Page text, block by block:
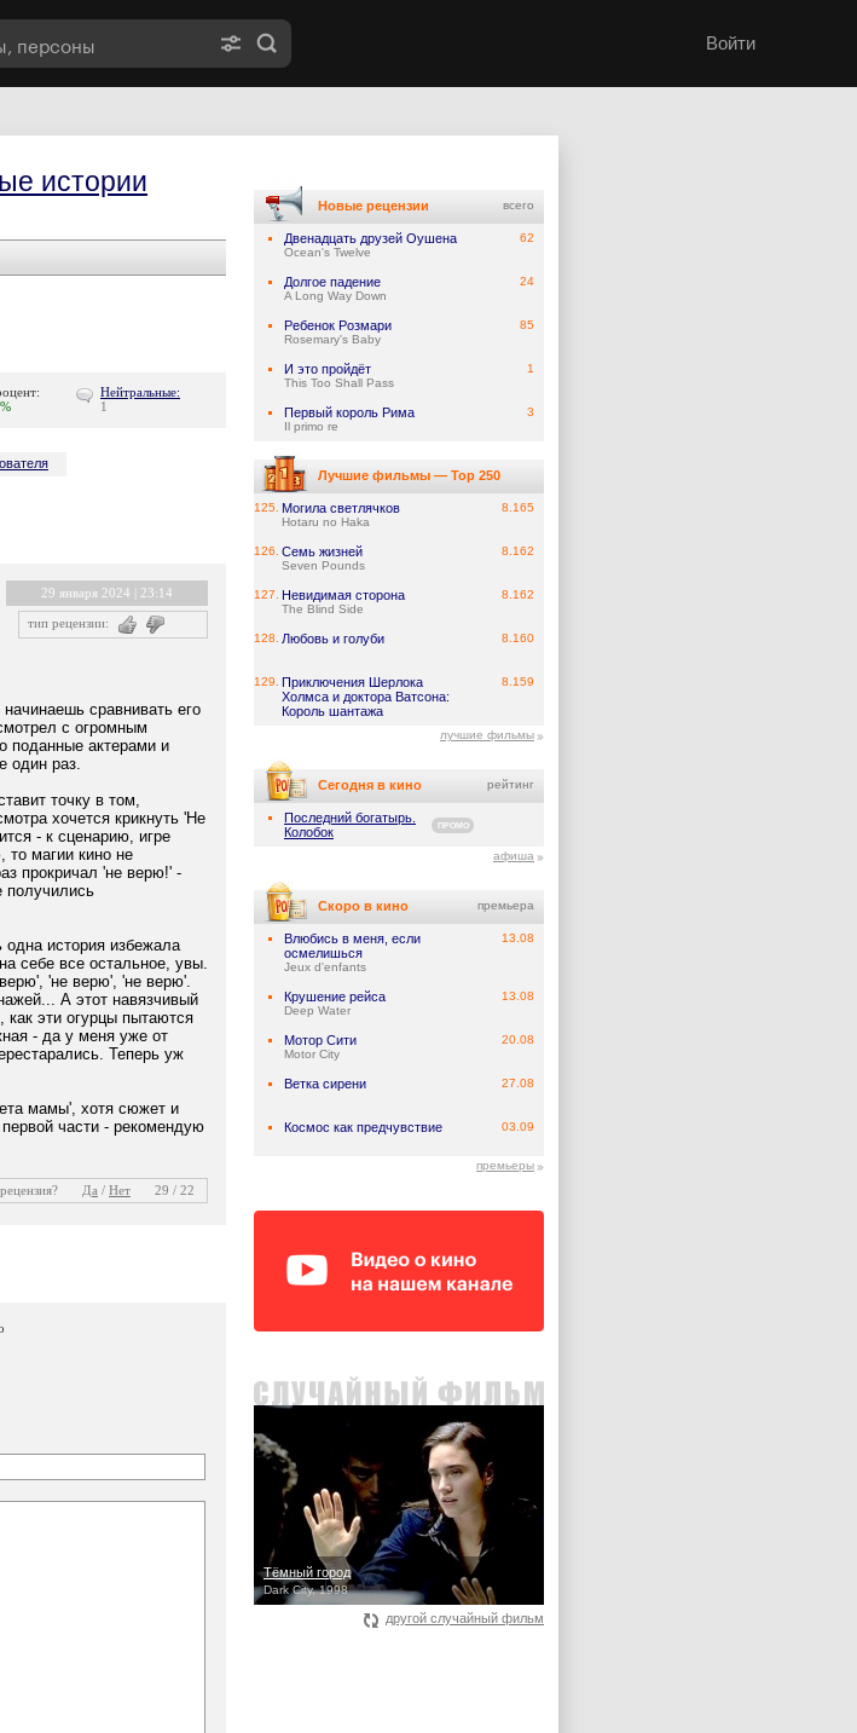
Войти
истории
Нейтральные:
1
сравнивать его
с огромным
поданные актерами и
один раз.
точку в том,
хочется крикнуть 'Не
- к сценарию, игре
то магии кино не
прокричал 'не верю!' -
получились
история избежала
себе все остальное, увы.
'не верю', 'не верю'.
А этот навязчивый
как эти огурцы пытаются
- да у меня уже от
Теперь уж
мамы', хотя сюжет и
части - рекомендую
Да / Нет 29 / 22
29 января 2024 | 23:14
тип рецензии:
Новые рецензии всего
Двенадцать друзей Оушена
Ocean's Twelve
62
Долгое падение
A Long Way Down
24
Ребенок Розмари
Rosemary's Baby
85
И это пройдёт
This Too Shall Pass
1
Первый король Рима
Il primo re
3
Лучшие фильмы — Top 250
125. Могила светлячков
Hotaru no Haka
8.165
126. Семь жизней
Seven Pounds
8.162
127. Невидимая сторона
The Blind Side
8.162
128. Любовь и голуби 8.160
129. Приключения Шерлока
Холмса и доктора Ватсона:
Король шантажа
8.159
лучшие фильмы
Сегодня в кино рейтинг
Последний богатырь.
Колобок
ПРОМО
афиша
Скоро в кино премьера
Влюбись в меня, если
осмелишься
Jeux d'enfants
13.08
Крушение рейса
Deep Water
13.08
Мотор Сити
Motor City
20.08
Ветка сирени 27.08
Космос как предчувствие 03.09
премьеры
Тёмный город
Dark City, 1998
другой случайный фильм